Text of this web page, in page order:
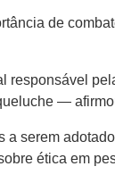
de
—
serem
ética em